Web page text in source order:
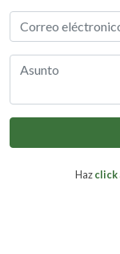
Hazclick